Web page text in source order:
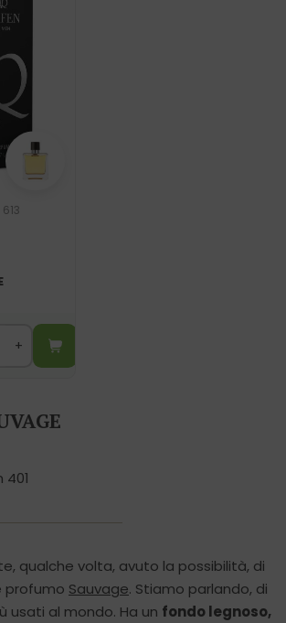
qualche volta, avuto la possibilità, di
profumo Sauvage. Stiamo parlando, di
usati al mondo. Ha un fondo legnoso,